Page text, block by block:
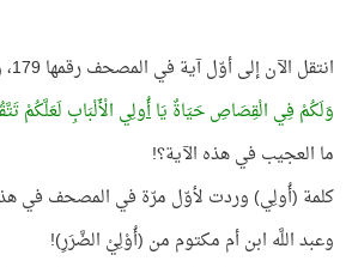
انتقل الآن إلى أوّل آية في المصحف رقمها 179، وهي:
وَلَكُمْ فِي الْقِصَاصِ حَيَاةٌ يَاأُولِي الْأَلْبَابِ لَعَلَّكُمْ
ما العجيب في هذه الآية؟!
كلمة (أُولِي) وردت لأوّل مرّة في المصحف في
وعبد اللَّه ابن أم مكتوم من (أُوْلِيْ الضَّرَرِ)!